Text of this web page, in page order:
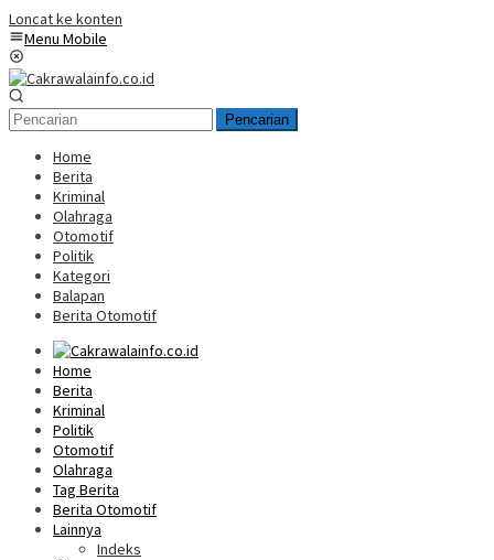
Loncat ke konten
Menu Mobile
Pencarian
Home
Berita
Kriminal
Olahraga
Otomotif
Politik
Kategori
Balapan
Berita Otomotif
Home
Berita
Kriminal
Politik
Otomotif
Olahraga
Tag Berita
Berita Otomotif
Lainnya
Indeks